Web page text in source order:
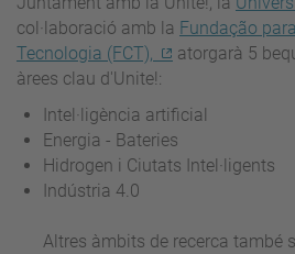
col·laboració amb la Fundação
Tecnologia (FCT),
atorgarà 5
àrees clau d'Unite!:
Intel·ligència artificial
Energia - Bateries
Hidrogen i Ciutats Intel·ligents
Indústria 4.0
Altres àmbits de recerca també